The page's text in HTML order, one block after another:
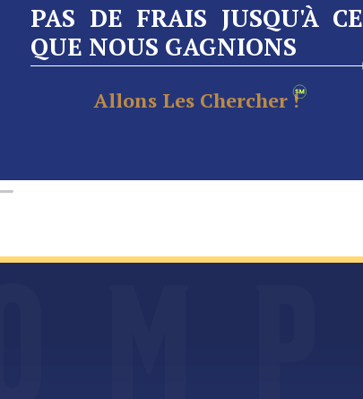
PAS DE FRAIS JUSQU'À CE
QUE NOUS GAGNIONS
Allons Les Chercher !